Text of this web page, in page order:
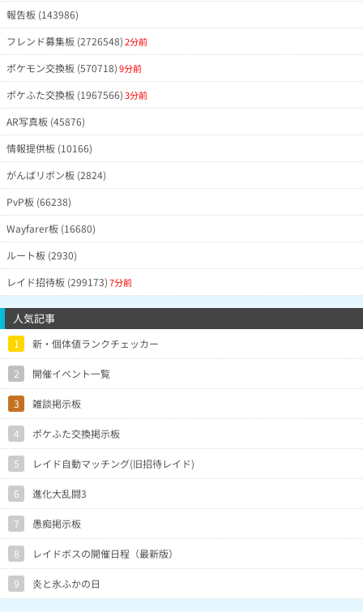
報告板 (143986)
フレンド募集板 (2726548)2分前
ポケモン交換板 (570718)9分前
ポケふた交換板 (1967566)3分前
AR写真板 (45876)
情報提供板 (10166)
がんばリボン板 (2824)
PvP板 (66238)
Wayfarer板 (16680)
ルート板 (2930)
レイド招待板 (299173)7分前
人気記事
1 新・個体値ランクチェッカー
2 開催イベント一覧
3 雑談掲示板
4 ポケふた交換掲示板
5 レイド自動マッチング(旧招待レイド)
6 進化大乱闘3
7 愚痴掲示板
8 レイドボスの開催日程（最新版）
9 炎と氷ふかの日